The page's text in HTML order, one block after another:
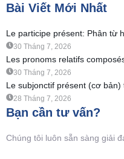
Bài Viết Mới Nhất
Le participe présent: Phân từ
30 Tháng 7, 2026
Les pronoms relatifs
30 Tháng 7, 2026
Le subjonctif présent (cơ bản)
28 Tháng 7, 2026
Bạn cần tư vấn?
Chúng tôi luôn sẵn sàng giải